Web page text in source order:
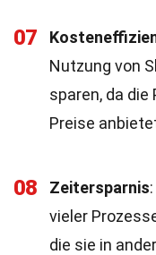
07
Nutzung von
sparen, da
Preise
08 Zeitersparnis
vieler
die sie in